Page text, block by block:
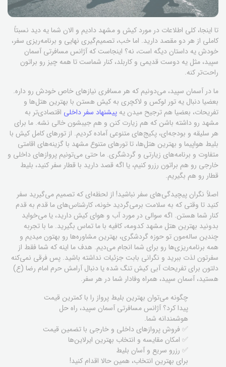
تا اینجا، کلی اطلاعات در مورد کیش و مشهد دادیم و الان شما یه دید نسبتاً
کاملی از هر دو مقصد دارید. اما خب، تصمیم‌گیری نهایی و برنامه‌ریزی سفر،
خودش یه داستان دیگه است، نه؟ اینجاست که آژانس مسافرتی آسمان
سپید، مثل یه دوست قدیمی و کاربلد، کنار شماست تا همه چیز رو براتون
راحت‌تر کنه.
ما در آسمان سپید، می‌دونیم که هر مسافری نیازهای خاص خودش رو داره.
بعضیا دنبال یه تور لوکس و لاکچری به کیش هستن با بهترین هتل‌ها و
تفریحات، بعضیا هم ترجیح میدن یه پیشنهاد سفر داخلی اقتصادی‌تر به
مشهد رو داشته باشن که هم زیارت کنن و هم جیبشون خالی نشه. ما برای
هر سلیقه و بودجه‌ای، پکیج‌های متنوعی آماده کردیم. از تورهای کامل کیش با
بلیط هواپیما و بهترین هتل‌ها، تا تورهای متنوع مشهد با گزینه‌های اقامتی
متفاوت و برنامه‌های زیارتی و گردشگری. ما حتی می‌تونیم پروازهای داخلی و
خارجی رو هم براتون رزرو کنیم، یا اگه قصد دارید با قطار سفر کنید، بلیط
قطار رو هم بگیریم.
اصلاً نگران پیچیدگی‌های سفر نباشید! از لحظه‌ای که تصمیم می‌گیرید سفر
کنید تا وقتی که به سلامت برمی‌گردید خونه، کارشناس‌های ما قدم به قدم
کنار شما هستن. اگه سوالی در مورد آب و هوای کیش دارید، یا می‌خواید
بدونید بهترین هتل مشهد کدومه، کافیه با ما تماس بگیرید. ما با تجربه
چندین ساله‌مون تو حوزه گردشگری، بهترین مشاوره‌ها رو بهتون میدیم و
همه برنامه‌ریزی‌ها رو برای شما انجام می‌دیم. هدف ما اینه که شما فقط از
سفرتون لذت ببرید و نگرانی بابت جزئیات نداشته باشید. پس فرقی نمی‌کنه
دلتون برای تفریحات آبی کیش تنگ شده یا دنبال آرامش حرم امام رضا (ع)
هستید، آسمان سپید، همراه وفادار شما در هر سفر.
چگونه می‌توان بهترین بلیط پرواز را با کمترین قیمت
پیدا کرد؟ آژانس مسافرتی آسمان سپید، راه حل
هوشمندانه شما.
✅ فروش پروازهای داخلی و خارجی با تضمین قیمت
✅ امکان مقایسه و انتخاب بهترین ایرلاین‌ها
✅ رزرو سریع و آسان بلیط
برای بهترین انتخاب، همین حالا اقدام کنید!